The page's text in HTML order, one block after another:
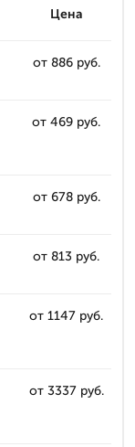
Цена
от 886 руб.
от 469 руб.
от 678 руб.
от 813 руб.
от 1147 руб.
от 3337 руб.